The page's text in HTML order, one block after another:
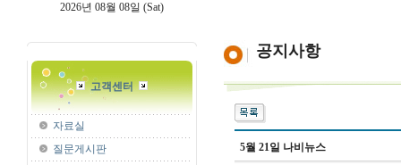
2026년 08월 08일 (Sat)
고객센터
자료실
질문게시판
공지사항
5월 21일 나비뉴스